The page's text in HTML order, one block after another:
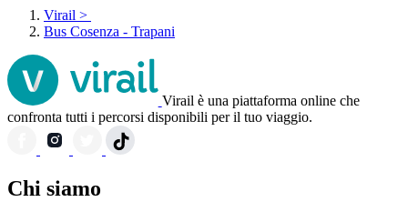
Virail >
Bus Cosenza - Trapani
Virail è una piattaforma online che
confronta tutti i percorsi disponibili per il tuo viaggio.
Chi siamo